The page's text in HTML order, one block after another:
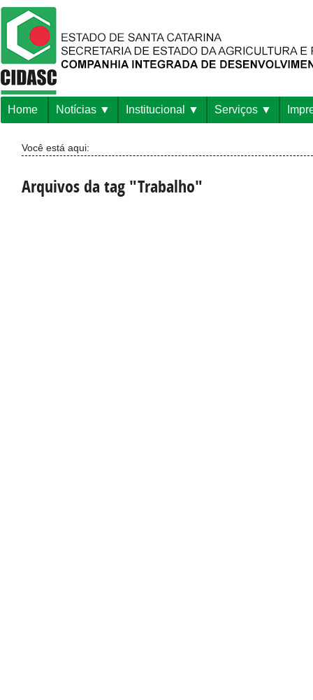
Home Notícias Institucional Serviços
Você está aqui:
Arquivos da tag "Trabalho"